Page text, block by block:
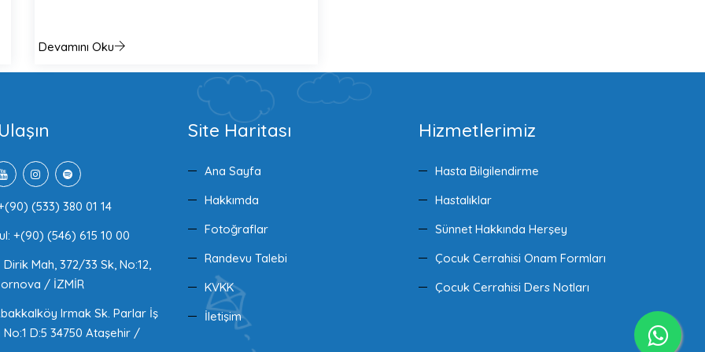
Devamını Oku
(533) 380 01 14
+(90) (546) 615 10 00
Dirik Mah, 372/33 Sk, No:12,
/ İZMİR
Irmak Sk. Parlar İş
D:5 34750 Ataşehir /
Site Haritası
Ana Sayfa
Hakkımda
Fotoğraflar
Randevu Talebi
KVKK
İletişim
Hizmetlerimiz
Hasta Bilgilendirme
Hastalıklar
Sünnet Hakkında Herşey
Çocuk Cerrahisi Onam Formları
Çocuk Cerrahisi Ders Notları